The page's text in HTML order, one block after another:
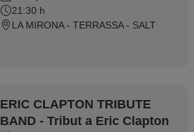
21:30 h
LA MIRONA - TERRASSA - SALT
ERIC CLAPTON TRIBUTE
BAND - Tribut a Eric Clapton